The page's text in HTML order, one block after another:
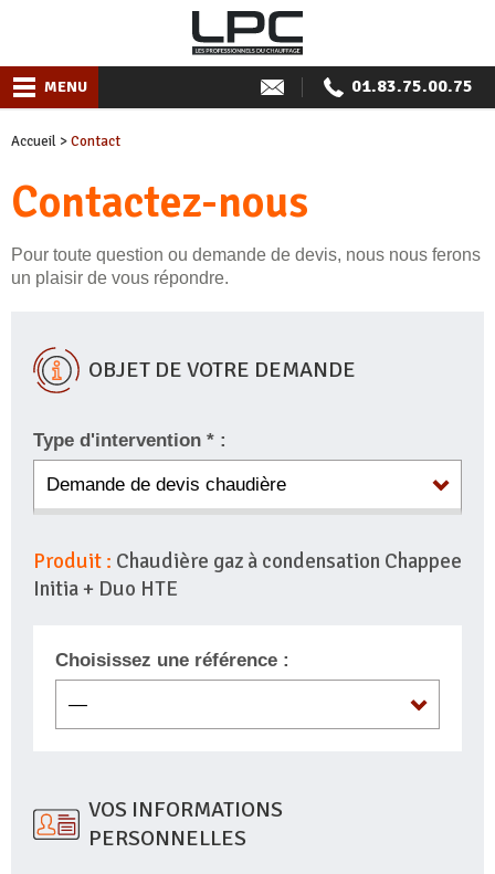
MENU 01.83.75.00.75
Accueil >Contact
Contactez-nous
Pour toute question ou demande de devis, nous nous ferons
un plaisir de vous répondre.
OBJET DE VOTRE DEMANDE
Type d'intervention * :
Produit : Chaudière gaz à condensation Chappee
Initia + Duo HTE
Choisissez une référence :
VOS INFORMATIONS
PERSONNELLES